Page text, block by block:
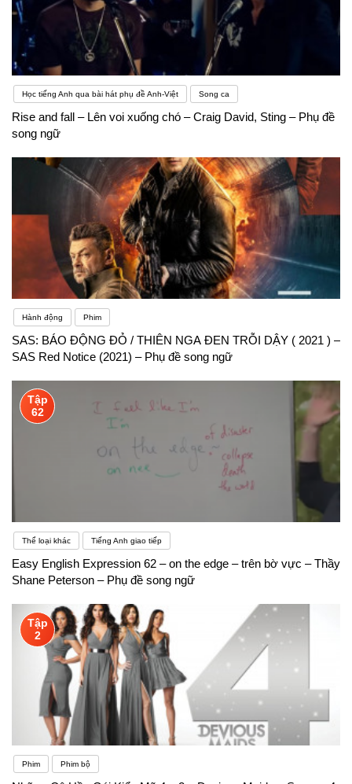
Học tiếng Anh qua bài hát phụ đề Anh-Việt Song ca
Rise and fall – Lên voi xuống chó – Craig David, Sting – Phụ đề
song ngữ
Hành động Phim
SAS: BÁO ĐỘNG ĐỎ / THIÊN NGA ĐEN TRỖI DẬY ( 2021 ) –
SAS Red Notice (2021) – Phụ đề song ngữ
Tập
62
Thể loại khác Tiếng Anh giao tiếp
Easy English Expression 62 – on the edge – trên bờ vực – Thầy
Shane Peterson – Phụ đề song ngữ
Tập
2
Phim Phim bộ